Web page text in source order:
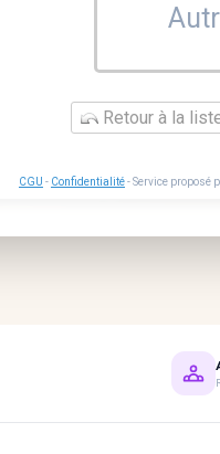
Retour à la
CGU - Confidentialité- Service proposé